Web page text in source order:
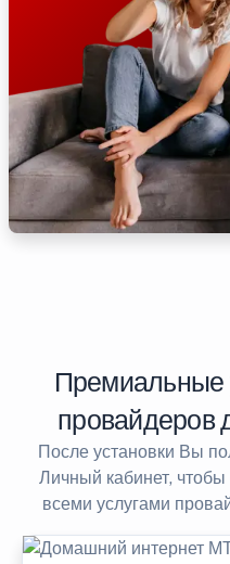
Премиальные
провайдеров
После установки Вы
Личный кабинет, чтобы
всеми услугами